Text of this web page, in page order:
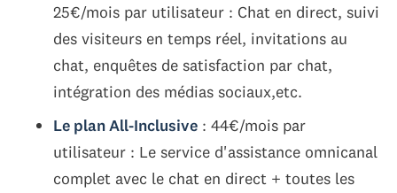
25€/mois par utilisateur : Chat en direct, suivi
des visiteurs en temps réel, invitations au
chat, enquêtes de satisfaction par chat,
intégration des médias sociaux,etc.
Le plan All-Inclusive : 44€/mois par
utilisateur : Le service d'assistance omnicanal
complet avec le chat en direct + toutes les